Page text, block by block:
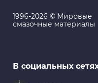
Фильтр
прокладкой
Фильтр АКПП
1996-2026 © Мировые
смазочные материалы
В социальных